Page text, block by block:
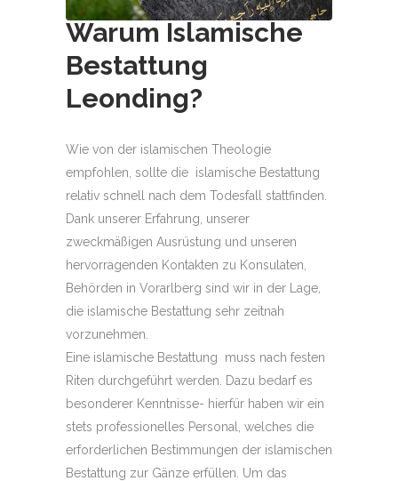
Warum Islamische
Bestattung
Leonding?
Wie von der islamischen Theologie
empfohlen, sollte die islamische Bestattung
relativ schnell nach dem Todesfall stattfinden.
Dank unserer Erfahrung, unserer
zweckmäßigen Ausrüstung und unseren
hervorragenden Kontakten zu Konsulaten,
Behörden in Vorarlberg sind wir in der Lage,
die islamische Bestattung sehr zeitnah
vorzunehmen.
Eine islamische Bestattung muss nach festen
Riten durchgeführt werden. Dazu bedarf es
besonderer Kenntnisse- hierfür haben wir ein
stets professionelles Personal, welches die
erforderlichen Bestimmungen der islamischen
Bestattung zur Gänze erfüllen. Um das